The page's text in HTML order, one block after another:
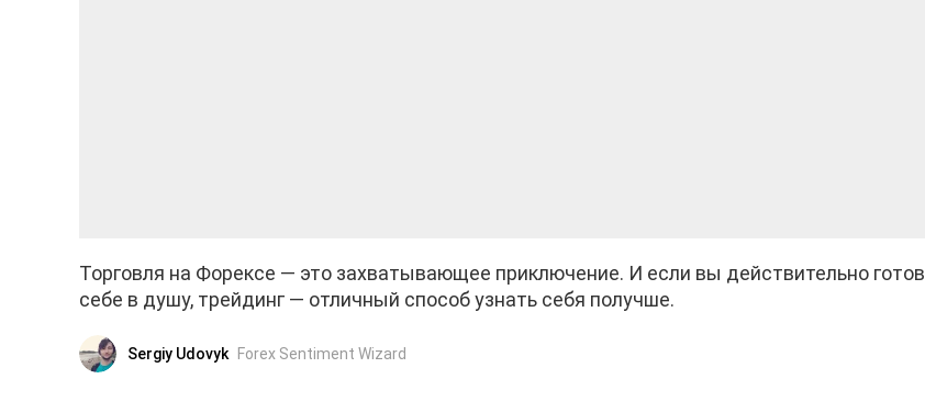
Торговля на Форексе — это захватывающее приключение. И если вы действительно
себе в душу, трейдинг — отличный способ узнать себя получше.
Sergiy Udovyk Forex Sentiment Wizard